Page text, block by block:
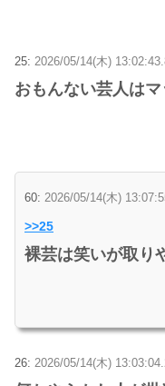
25: 2026/05/14(木)
おもんない芸人は
60: 2026/05/14(木)
>>25
裸芸は笑いが取り
26: 2026/05/14(木)